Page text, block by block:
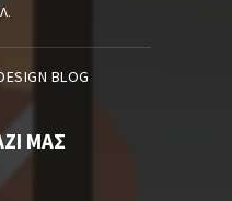
BLOG
ΜΑΣ